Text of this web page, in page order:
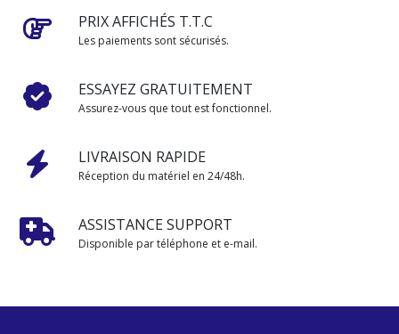
PRIX AFFICHÉS T.T.C
Les paiements sont sécurisés.
ESSAYEZ GRATUITEMENT
Assurez-vous que tout est fonctionnel.
LIVRAISON RAPIDE
Réception du matériel en 24/48h.
ASSISTANCE SUPPORT
Disponible par téléphone et e-mail.